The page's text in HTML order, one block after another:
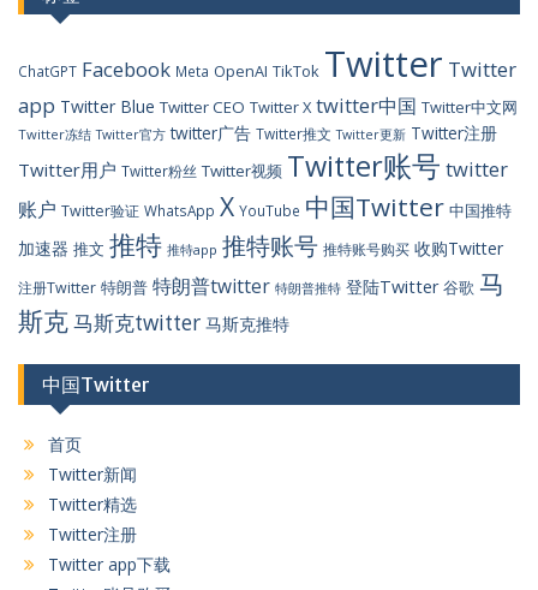
ChatGPT Facebook Meta OpenAI TikTok Twitter Twitter
app Twitter Blue Twitter CEO Twitter X twitter中国 Twitter中文网
Twitter冻结 Twitter官方 twitter广告 Twitter推文 Twitter更新 Twitter注册
Twitter用户 Twitter粉丝 Twitter视频 Twitter账号 twitter
账户 Twitter验证 WhatsApp X YouTube 中国Twitter 中国推特
加速器 推文 推特 推特app 推特账号 推特账号购买 收购Twitter
注册Twitter 特朗普 特朗普twitter 特朗普推特 登陆Twitter 谷歌 马
斯克马斯克twitter 马斯克推特
中国Twitter
首页
Twitter新闻
Twitter精选
Twitter注册
Twitter app下载